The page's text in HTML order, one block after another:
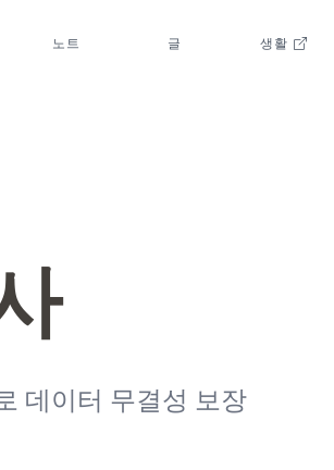
노트 글 생활
데이터 무결성 보장